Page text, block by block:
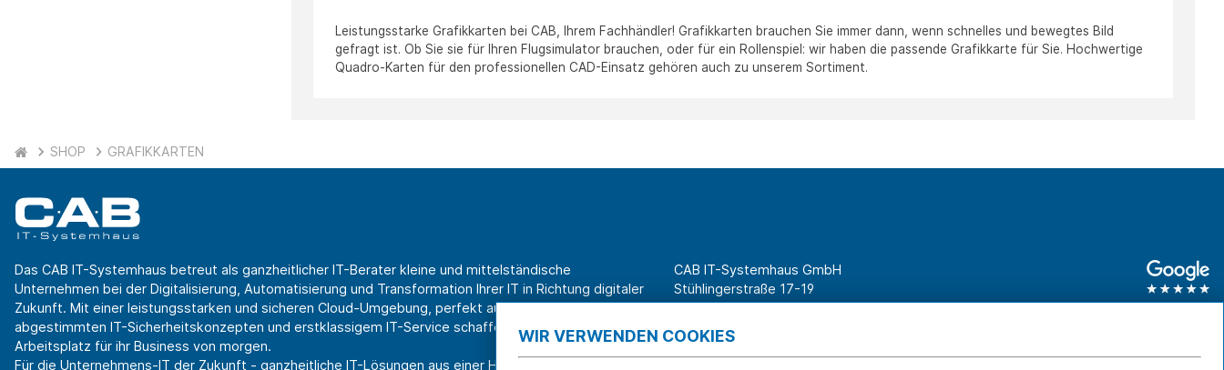
Leistungsstarke Grafikkarten bei CAB, Ihrem Fachhändler! Grafikkarten brauchen Sie immer dann, wenn schnelles und bewegtes Bild
gefragt ist. Ob Sie sie für Ihren Flugsimulator brauchen, oder für ein Rollenspiel: wir haben die passende Grafikkarte für Sie. Hochwertige
Quadro-Karten für den professionellen CAD-Einsatz gehören auch zu unserem Sortiment.
SHOP GRAFIKKARTEN
Das CAB IT-Systemhaus betreut als ganzheitlicher IT-Berater kleine und mittelständische
Unternehmen bei der Digitalisierung, Automatisierung und Transformation Ihrer IT in Richtung digitaler
Zukunft. Mit einer leistungsstarken und sicheren Cloud-Umgebung, perfekt aufeinander
abgestimmten IT-Sicherheitskonzepten und erstklassigem IT-Service schaffen wir Effizienz am
Arbeitsplatz für ihr Business von morgen.
Für die Unternehmens-IT der Zukunft - ganzheitliche IT-Lösungen aus einer Hand.
CAB IT-Systemhaus GmbH
Stühlingerstraße 17-19
79106 Freiburg
Tel. Shop für Privatkunden
WIR VERWENDEN COOKIES